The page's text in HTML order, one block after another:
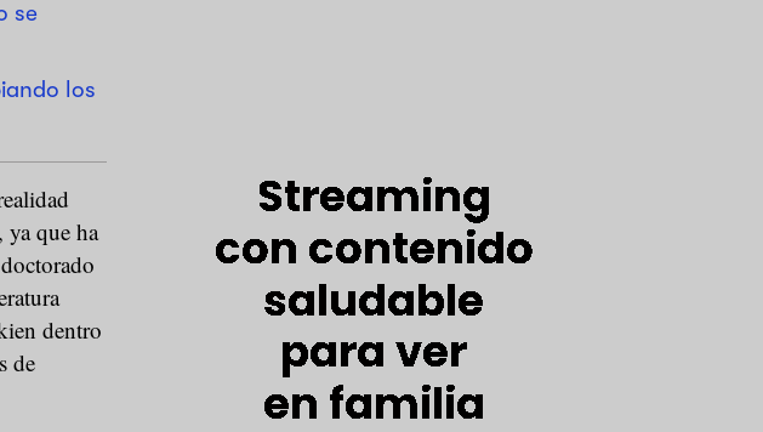
se
los
ya que ha
dentro
de